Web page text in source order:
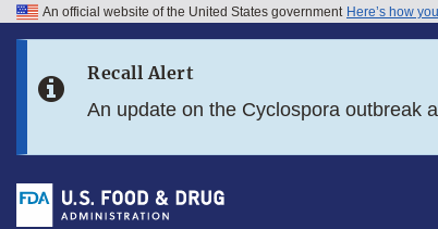
Skip to FDA Search
Skip to footer links
An official website of the United States government Here’s how
Recall Alert
An update on the Cyclospora outbreak